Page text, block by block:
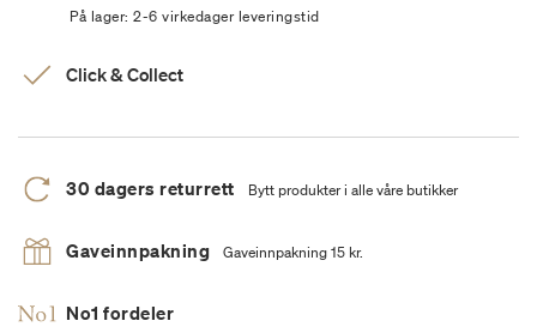
På lager: 2-6 virkedager leveringstid
Click & Collect
30 dagers returrett Bytt produkter i alle våre butikker
Gaveinnpakning Gaveinnpakning 15 kr.
No1 fordeler